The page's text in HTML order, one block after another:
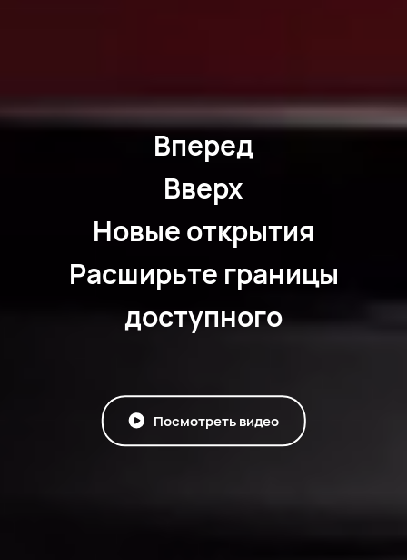
Вперед
Вверх
Новые открытия
Расширьте границы
доступного
Посмотреть видео